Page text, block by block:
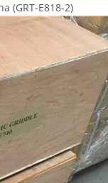
(GRT-E818-2)